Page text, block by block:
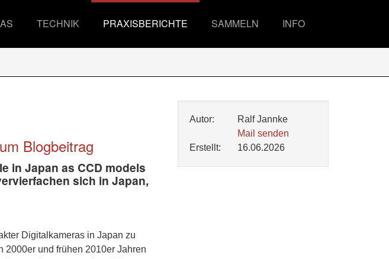
TECHNIK PRAXISBERICHTE SAMMELN INFO
Blogbeitrag
in Japan as CCD models
sich in Japan,
Digitalkameras in Japan zu
2000er und frühen 2010er Jahren
Autor:
Ralf Jannke
Mail senden
Erstellt:
16.06.2026